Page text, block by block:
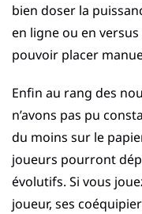
bien doser la
en ligne ou en
pouvoir placer
Enfin au rang des
n’avons pas pu
du moins sur le
joueurs pourront
évolutifs. Si vous
joueur, ses